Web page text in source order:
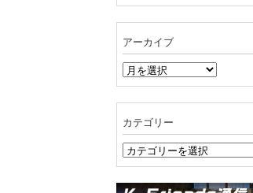
アーカイブ
ア
ー
ブ
カテゴリー
カ
テ